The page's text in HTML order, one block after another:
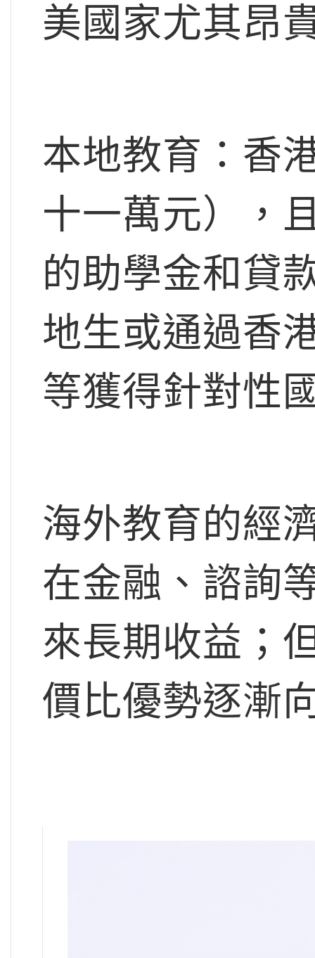
美國家尤其昂
本地教育：香
十一萬元），
的助學金和貸
地生或通過香
等獲得針對性
海外教育的經
在金融、諮詢
來長期收益；
價比優勢逐漸